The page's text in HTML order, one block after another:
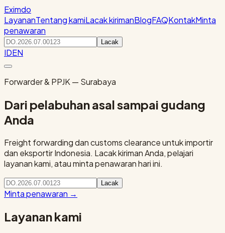
Eximdo
LayananTentang kamiLacak kirimanBlogFAQKontakMinta
penawaran
Lacak
IDEN
Forwarder & PPJK — Surabaya
Dari pelabuhan asal sampai gudang
Anda
Freight forwarding dan customs clearance untuk importir
dan eksportir Indonesia. Lacak kiriman Anda, pelajari
layanan kami, atau minta penawaran hari ini.
Lacak
Minta penawaran →
Layanan kami